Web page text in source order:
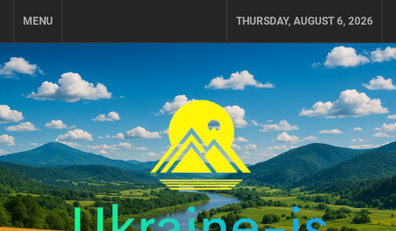
MENU THURSDAY, AUGUST 6, 2026